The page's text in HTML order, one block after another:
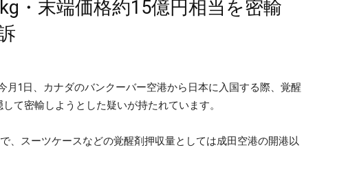
・末端価格約15億円相当を密輸
月1日、カナダのバンクーバー空港から日本に入国する際、覚醒
て密輸しようとした疑いが持たれています。
、スーツケースなどの覚醒剤押収量としては成田空港の開港以